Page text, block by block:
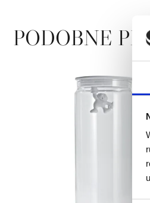
PODOBNE